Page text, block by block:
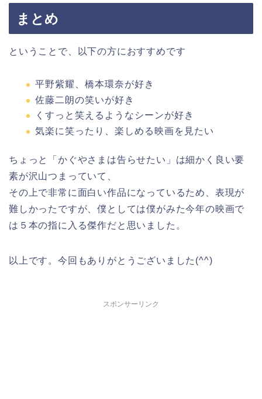
まとめ
ということで、以下の方におすすめです
平野紫耀、橋本環奈が好き
佐藤二朗の笑いが好き
くすっと笑えるようなシーンが好き
気楽に笑ったり、楽しめる映画を見たい
ちょっと「かぐやさまは告らせたい」は細かく良い要
素が沢山つまっていて、
その上で非常に面白い作品になっているため、表現が
難しかったですが、僕としては僕がみた今年の映画で
は５本の指に入る傑作だと思いました。
以上です。今回もありがとうございました(^^)
スポンサーリンク